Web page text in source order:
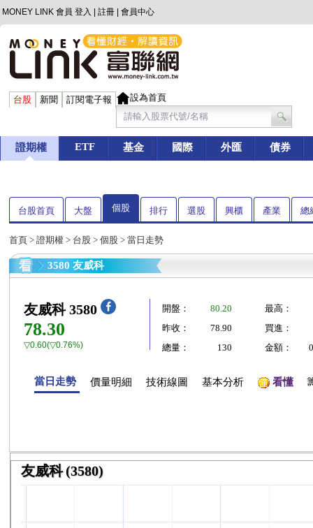
MONEY LINK 會員 登入 註冊 會員中心
台股 新聞 訂閱電子報 設為首頁
證期權 ETF 基金 國際 外匯 債券
台股首頁 大盤 個股 排行 選股 興櫃 產業 總
首頁 > 證期權 > 台股 > 個股 > 當日走勢
3580 友威科
友威科 3580
78.30
▽0.60(▽0.76%)
開盤： 80.20
最高：
昨收：
78.90
買進：
總量：
130 金額：
當日走勢 價量明細 技術線圖 基本分析 看懂